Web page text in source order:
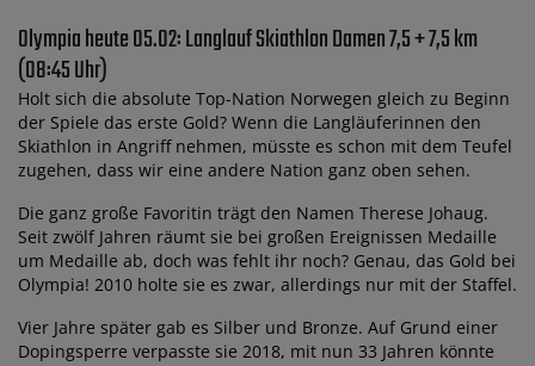
Olympia heute 05.02: Langlauf Skiathlon Damen 7,5 + 7,5 km
(08:45 Uhr)
Holt sich die absolute Top-Nation Norwegen gleich zu Beginn
der Spiele das erste Gold? Wenn die Langläuferinnen den
Skiathlon in Angriff nehmen, müsste es schon mit dem Teufel
zugehen, dass wir eine andere Nation ganz oben sehen.
Die ganz große Favoritin trägt den Namen Therese Johaug.
Seit zwölf Jahren räumt sie bei großen Ereignissen Medaille
um Medaille ab, doch was fehlt ihr noch? Genau, das Gold bei
Olympia! 2010 holte sie es zwar, allerdings nur mit der Staffel.
Vier Jahre später gab es Silber und Bronze. Auf Grund einer
Dopingsperre verpasste sie 2018, mit nun 33 Jahren könnte